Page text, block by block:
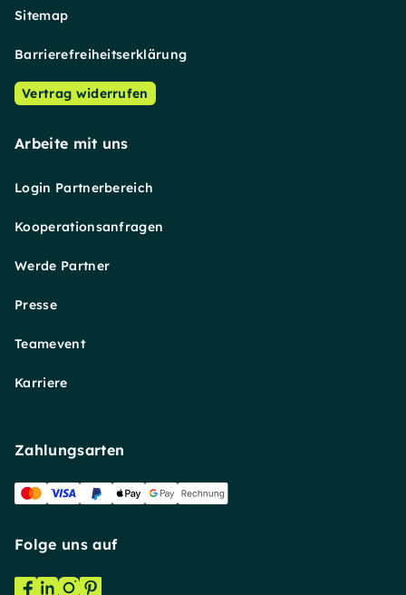
Sitemap
Barrierefreiheitserklärung
Vertrag widerrufen
Arbeite mit uns
Login Partnerbereich
Kooperationsanfragen
Werde Partner
Presse
Teamevent
Karriere
Zahlungsarten
Folge uns auf